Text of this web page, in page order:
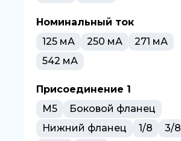
Номинальный ток
125 мА
250 мА
271 мА
542 мА
Присоединение 1
M5
Боковой фланец
Нижний фланец
1/8
3/8